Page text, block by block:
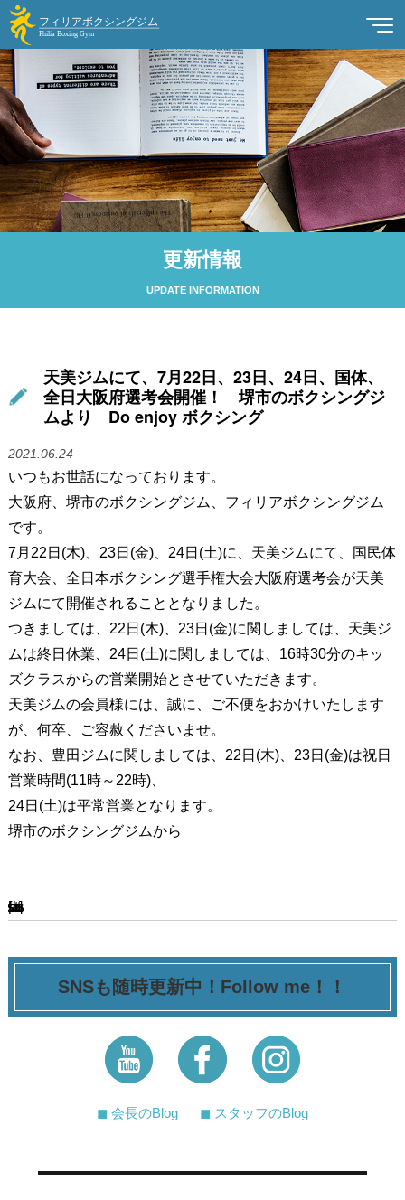
更新情報
UPDATE INFORMATION
天美ジムにて、7月22日、23日、24日、国体、
全日大阪府選考会開催！ 堺市のボクシングジ
ムより Do enjoy ボクシング
2021.06.24
いつもお世話になっております。
大阪府、堺市のボクシングジム、フィリアボクシングジム
です。
7月22日(木)、23日(金)、24日(土)に、天美ジムにて、国民体
育大会、全日本ボクシング選手権大会大阪府選考会が天美
ジムにて開催されることとなりました。
つきましては、22日(木)、23日(金)に関しましては、天美ジ
ムは終日休業、24日(土)に関しましては、16時30分のキッ
ズクラスからの営業開始とさせていただきます。
天美ジムの会員様には、誠に、ご不便をおかけいたします
が、何卒、ご容赦くださいませ。
なお、豊田ジムに関しましては、22日(木)、23日(金)は祝日
営業時間(11時～22時)、
24日(土)は平常営業となります。
堺市のボクシングジムから
[ssba-buttons]
SNSも随時更新中！Follow me！！
◼︎ 会長のBlog ◼︎ スタッフのBlog